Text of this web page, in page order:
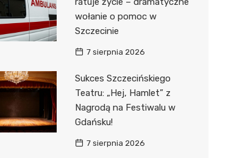
wołanie o pomoc w
Szczecinie
7 sierpnia 2026
Sukces Szczecińskiego
Teatru: „Hej, Hamlet” z
Nagrodą na Festiwalu w
Gdańsku!
7 sierpnia 2026